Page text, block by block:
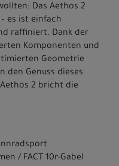
Das Aethos 2
es ist einfach
raffiniert. Dank der
Komponenten und
Geometrie
den Genuss dieses
2 bricht die
/ FACT 10r-Gabel